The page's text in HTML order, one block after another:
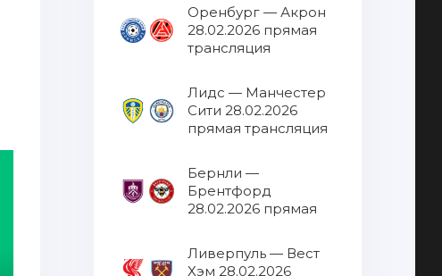
Оренбург — Акрон
28.02.2026 прямая
трансляция
Лидс — Манчестер
Сити 28.02.2026
прямая трансляция
Бернли —
Брентфорд
28.02.2026 прямая
Ливерпуль — Вест
Хэм 28.02.2026